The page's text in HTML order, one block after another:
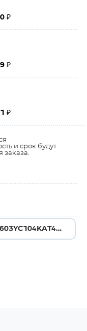
₽
₽
₽
и срок будут
заказа.
0603YC104KAT4A →